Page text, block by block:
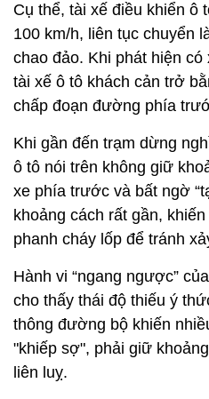
Cụ thể, tài xế điều khiển ô
100 km/h, liên tục chuyển
chao đảo. Khi phát hiện
tài xế ô tô khách cản trở
chấp đoạn đường phía
Khi gần đến trạm dừng
ô tô nói trên không giữ
xe phía trước và bất ngờ
khoảng cách rất gần,
phanh cháy lốp để tránh
Hành vi “ngang ngược”
cho thấy thái độ thiếu ý
thông đường bộ khiến
"khiếp sợ", phải giữ
liên luỵ.